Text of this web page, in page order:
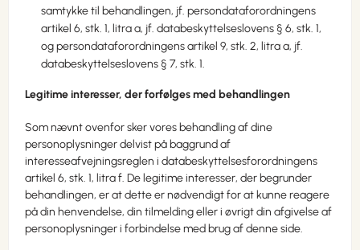
samtykke til behandlingen, jf. persondataforordningens
artikel 6, stk. 1, litra a, jf. databeskyttelseslovens § 6, stk. 1,
og persondataforordningens artikel 9, stk. 2, litra a, jf.
databeskyttelseslovens § 7, stk. 1.
Legitime interesser, der forfølges med behandlingen
Som nævnt ovenfor sker vores behandling af dine
personoplysninger delvist på baggrund af
interesseafvejningsreglen i databeskyttelsesforordningens
artikel 6, stk. 1, litra f. De legitime interesser, der begrunder
behandlingen, er at dette er nødvendigt for at kunne reagere
på din henvendelse, din tilmelding eller i øvrigt din afgivelse af
personoplysninger i forbindelse med brug af denne side.